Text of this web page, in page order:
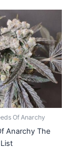
Of Anarchy
Anarchy The
on
Voit